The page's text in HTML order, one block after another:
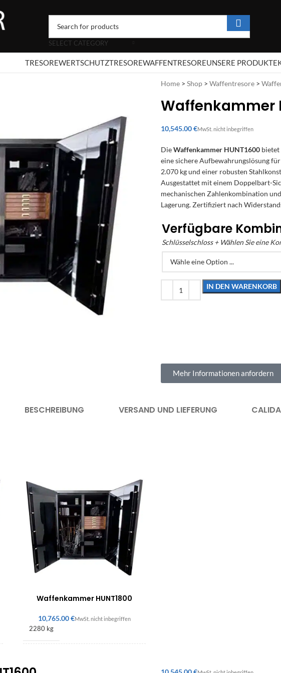
SELECT CATEGORY
TRESOREWERTSCHUTZTRESOREWAFFENTRESOREUNSERE PRODUKTE
Home > Shop > Waffentresore >
Waffenkammer
€
DieWaffenkammer HUNT1600 bietet
eine sichere Aufbewahrungslösung
2.070 kg und einer robusten
Ausgestattet mit einem Doppelbart-
mechanischen Zahlenkombination
Lagerung. Zertifiziert nach
Verfügbare
Schlüsselschloss + Wählen Sie eine
IN DEN WARENKORB
Mehr Informationen anfordern
BESCHREIBUNG VERSAND UND LIEFERUNG
Waffenkammer HUNT1800
€
2280 kg